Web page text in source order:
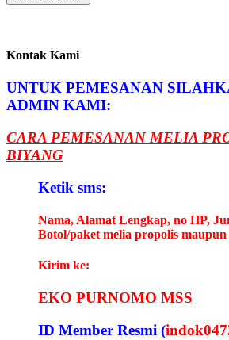
Kontak Kami
UNTUK PEMESANAN
ADMIN KAMI:
CARA PEMESANAN MELIA
BIYANG
Ketik sms:
Nama, Alamat Lengkap, no HP,
Botol/paket melia propolis
Kirim ke:
EKO PURNOMO MSS
ID Member Resmi (